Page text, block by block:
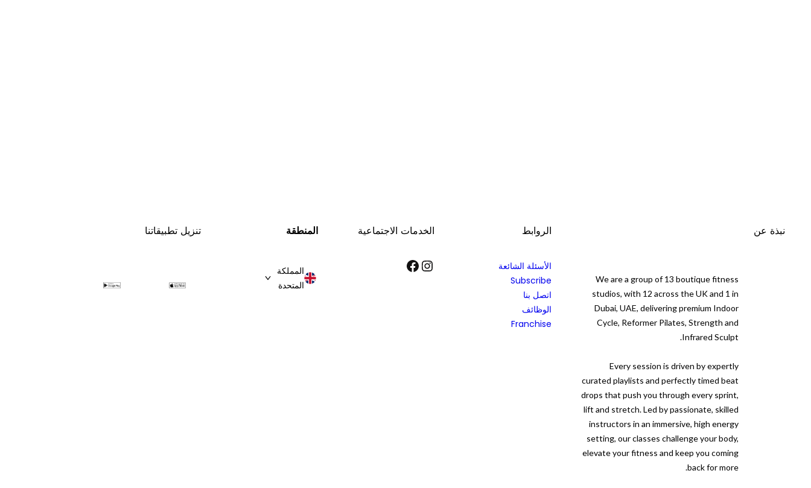
نبذة عن
We are a group of 13 boutique fitness
studios, with 12 across the UK and 1 in
Dubai, UAE, delivering premium Indoor
Cycle, Reformer Pilates, Strength and
Infrared Sculpt.
Every session is driven by expertly
curated playlists and perfectly timed beat
drops that push you through every sprint,
lift and stretch. Led by passionate, skilled
instructors in an immersive, high energy
setting, our classes challenge your body,
elevate your fitness and keep you coming
back for more.
الروابط
الأسئلة الشائعة
Subscribe
اتصل بنا
الوظائف
Franchise
الخدمات الاجتماعية
إنستجرام فيسبوك
المنطقة
المملكة
المتحدة
تنزيل تطبيقاتنا